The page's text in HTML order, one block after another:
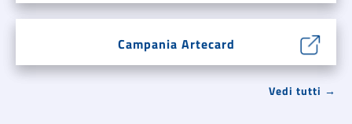
Campania Artecard
Vedi tutti →